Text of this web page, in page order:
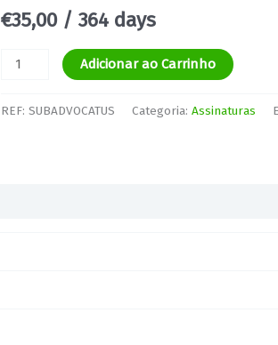
€35,00/ 364 days
Adicionar ao Carrinho
REF: SUBADVOCATUS Categoria: Assinaturas